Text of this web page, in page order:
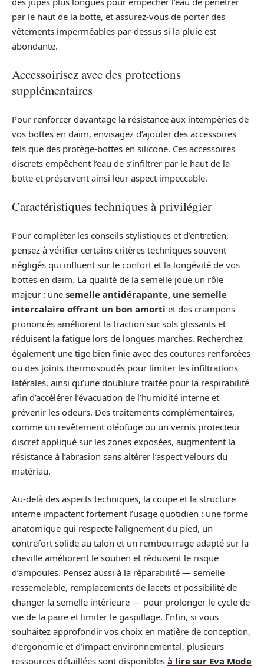
par le haut de la botte, et assurez-vous de porter des
vêtements imperméables par-dessus si la pluie est
abondante.
Accessoirisez avec des protections
supplémentaires
Pour renforcer davantage la résistance aux intempéries de
vos bottes en daim, envisagez d’ajouter des accessoires
tels que des protège-bottes en silicone. Ces accessoires
discrets empêchent l’eau de s’infiltrer par le haut de la
botte et préservent ainsi leur aspect impeccable.
Caractéristiques techniques à privilégier
Pour compléter les conseils stylistiques et d’entretien,
pensez à vérifier certains critères techniques souvent
négligés qui influent sur le confort et la longévité de vos
bottes en daim. La qualité de la semelle joue un rôle
majeur : une semelle antidérapante, une semelle
intercalaire offrant un bon amorti et des crampons
prononcés améliorent la traction sur sols glissants et
réduisent la fatigue lors de longues marches. Recherchez
également une tige bien finie avec des coutures renforcées
ou des joints thermosoudés pour limiter les infiltrations
latérales, ainsi qu’une doublure traitée pour la respirabilité
afin d’accélérer l’évacuation de l’humidité interne et
prévenir les odeurs. Des traitements complémentaires,
comme un revêtement oléofuge ou un vernis protecteur
discret appliqué sur les zones exposées, augmentent la
résistance à l’abrasion sans altérer l’aspect velours du
matériau.
Au-delà des aspects techniques, la coupe et la structure
interne impactent fortement l’usage quotidien : une forme
anatomique qui respecte l’alignement du pied, un
contrefort solide au talon et un rembourrage adapté sur la
cheville améliorent le soutien et réduisent le risque
d’ampoules. Pensez aussi à la réparabilité — semelle
ressemelable, remplacements de lacets et possibilité de
changer la semelle intérieure — pour prolonger le cycle de
vie de la paire et limiter le gaspillage. Enfin, si vous
souhaitez approfondir vos choix en matière de conception,
d’ergonomie et d’impact environnemental, plusieurs
ressources détaillées sont disponibles à lire sur Eva Mode